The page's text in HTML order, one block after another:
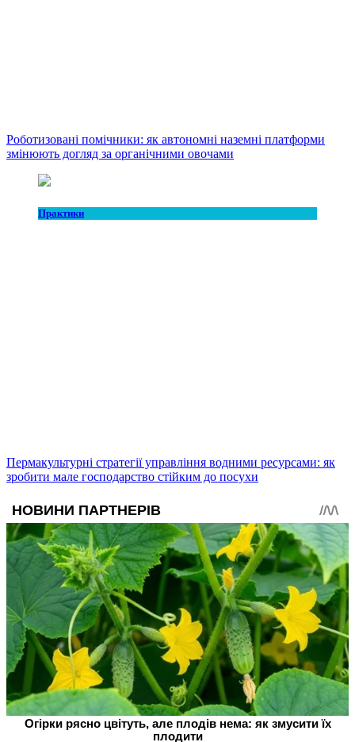
Роботизовані помічники: як автономні наземні платформи
змінюють догляд за органічними овочами
Практики
Пермакультурні стратегії управління водними ресурсами: як
зробити мале господарство стійким до посухи